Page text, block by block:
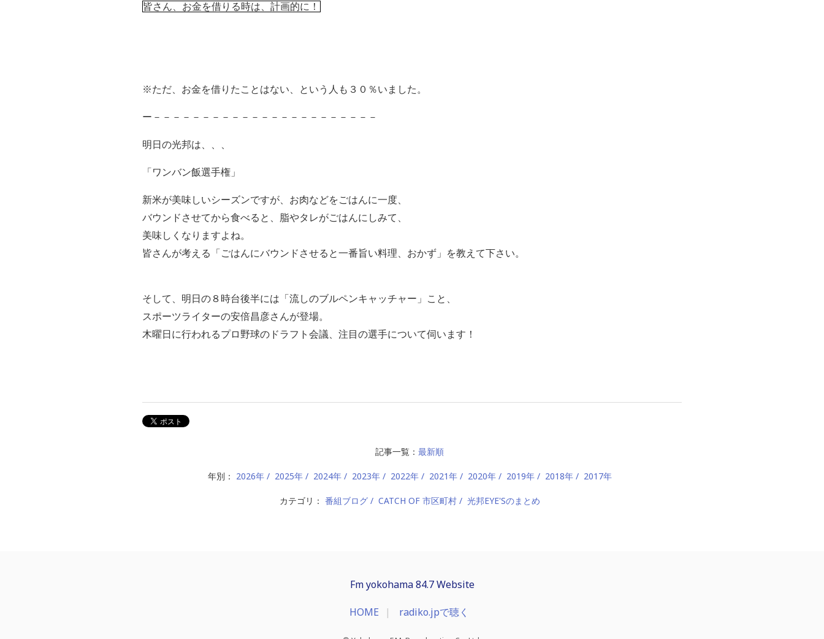
皆さん、お金を借りる時は、計画的に！
※ただ、お金を借りたことはない、という人も ３０％いました。
ー－－－－－－－－－－－－－－－－－－－－－－－
明日の光邦は、、、
「ワンバン飯選手権」
新米が美味しいシーズンですが、お肉などをごはんに一度、
バウンドさせてから食べると、脂やタレがごはんにしみて、
美味しくなりますよね。
皆さんが考える「ごはんにバウンドさせると一番旨い料理、おかず」を教えて下さい。
そして、明日の８時台後半には「流しのブルペンキャッチャー」こと、
スポーツライターの安倍昌彦さんが登場。
木曜日に行われるプロ野球のドラフト会議、注目の選手について伺います！
記事一覧： 最新順
年別： 2026年 2025年 2024年 2023年 2022年 2021年 2020年 2019年 2018年 2017年
カテゴリ： 番組ブログ CATCH OF 市区町村 光邦EYE'Sのまとめ
Fm yokohama 84.7 Website
HOME radiko.jpで聴く